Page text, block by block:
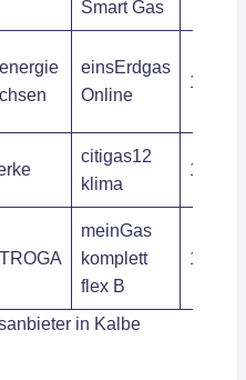
Smart Gas
einsErdgas
Online
10,94
citigas12
klima
12,03
meinGas
komplett
flex B
12,31
in Kalbe